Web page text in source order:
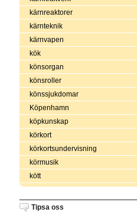
kärnreaktorer
kärnteknik
kärnvapen
kök
könsorgan
könsroller
könssjukdomar
Köpenhamn
köpkunskap
körkort
körkortsundervisning
körmusik
kött
Tipsa oss